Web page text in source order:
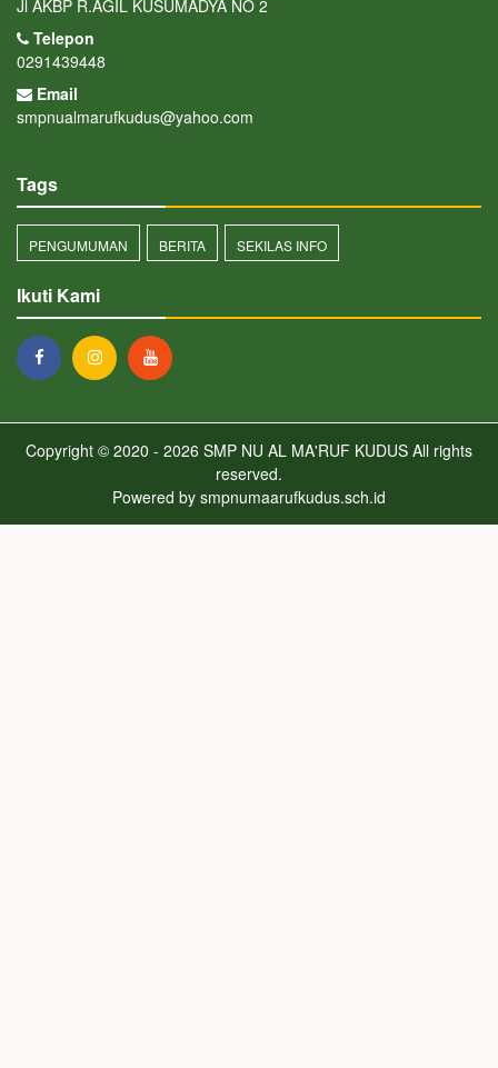
Jl AKBP R.AGIL KUSUMADYA NO 2
Telepon
0291439448
Email
smpnualmarufkudus@yahoo.com
Tags
PENGUMUMAN BERITA SEKILAS INFO
Ikuti Kami
Copyright © 2020 - 2026 SMP NU AL MA'RUF KUDUS All rights
reserved.
Powered by smpnumaarufkudus.sch.id